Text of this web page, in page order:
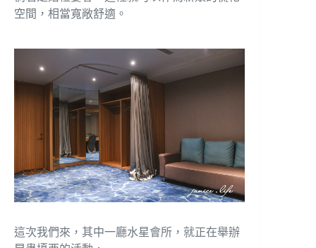
空間，相當寬敞舒適。
這次我們來，其中一廳水星會所，就正在舉辦